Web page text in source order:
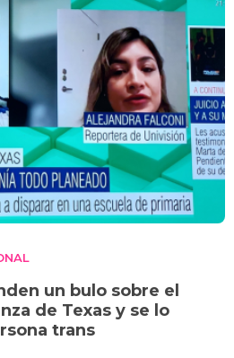
un bulo sobre el
de Texas y se lo
trans